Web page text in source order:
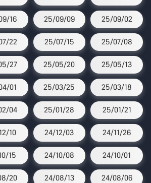
16 25/09/09 25/09/02
22 25/07/15 25/07/08
27 25/05/20 25/05/13
01 25/03/25 25/03/18
04 25/01/28 25/01/21
10 24/12/03 24/11/26
15 24/10/08 24/10/01
20 24/08/13 24/08/06